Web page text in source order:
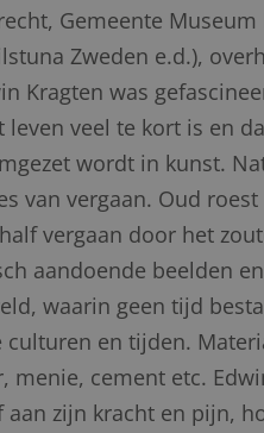
Gemeente Museum
Zweden e.d.),
Kragten was
veel te kort is en
wordt in kunst.
van vergaan. Oud
vergaan door het
aandoende beelden en
waarin geen tijd
en tijden.
cement etc.
zijn kracht en pijn,